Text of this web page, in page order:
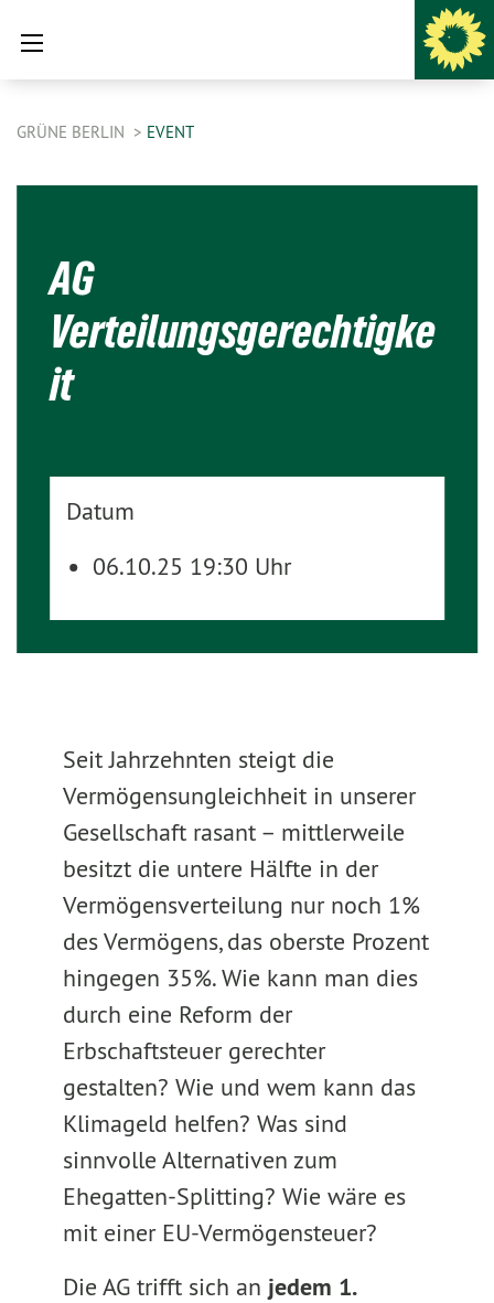
GRÜNE BERLIN EVENT
AG
Verteilungsgerechtigke
it
Datum
06.10.25 19:30 Uhr
Seit Jahrzehnten steigt die
Vermögensungleichheit in unserer
Gesellschaft rasant – mittlerweile
besitzt die untere Hälfte in der
Vermögensverteilung nur noch 1%
des Vermögens, das oberste Prozent
hingegen 35%. Wie kann man dies
durch eine Reform der
Erbschaftsteuer gerechter
gestalten? Wie und wem kann das
Klimageld helfen? Was sind
sinnvolle Alternativen zum
Ehegatten-Splitting? Wie wäre es
mit einer EU-Vermögensteuer?
Die AG trifft sich an jedem 1.